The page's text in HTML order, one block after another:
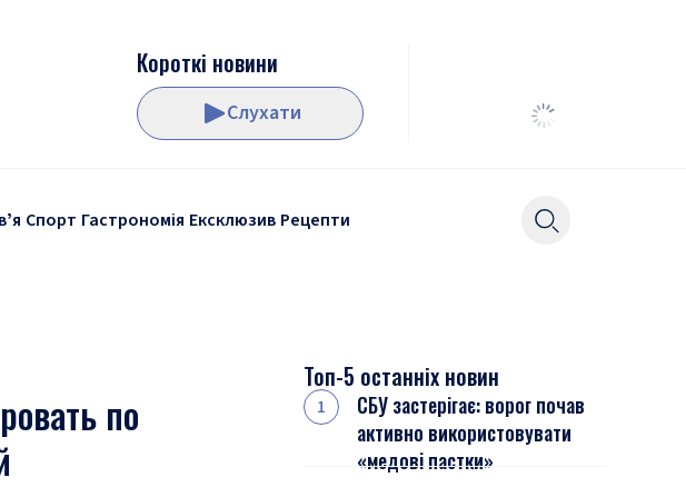
Короткі новини
Слухати
Спорт Гастрономія Ексклюзив Рецепти
по
Топ-5 останніх новин
СБУ застерігає: ворог почав
активно використовувати
«медові пастки»